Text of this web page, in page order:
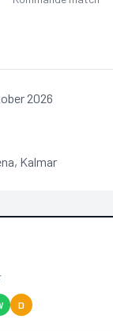
2026
, Kalmar
D